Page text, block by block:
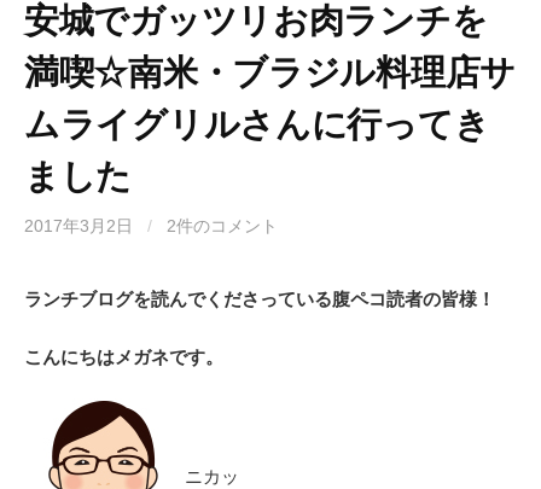
安城でガッツリお肉ランチを
満喫☆南米・ブラジル料理店サ
ムライグリルさんに行ってき
ました
2017年3月2日 / 2件のコメント
ランチブログを読んでくださっている腹ペコ読者の皆様！
こんにちはメガネです。
ニカッ